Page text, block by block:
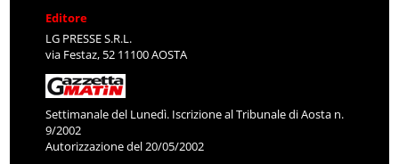
Editore
LG PRESSE S.R.L.
via Festaz, 52 11100 AOSTA
Settimanale del Lunedì. Iscrizione al Tribunale di Aosta n.
9/2002
Autorizzazione del 20/05/2002